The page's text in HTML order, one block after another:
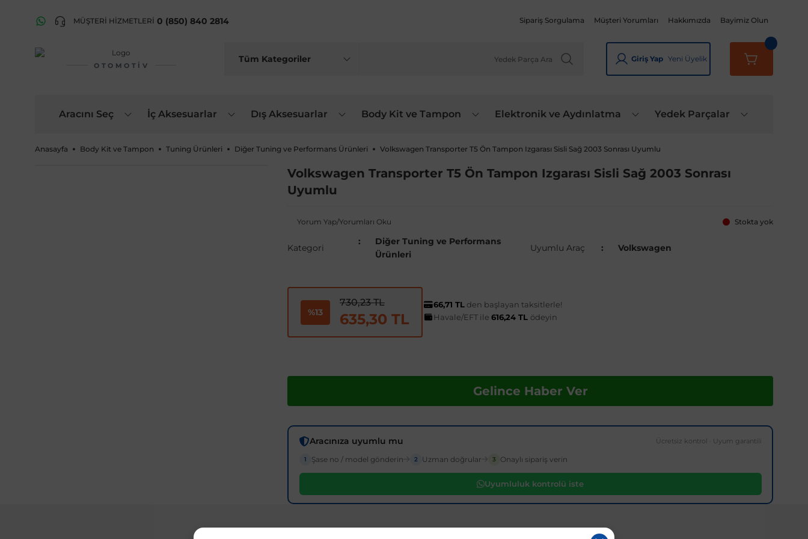
MÜŞTERİ HİZMETLERİ 0 (850) 840 2814 Sipariş Sorgulama Müşteri Yorumları Hakkımızda Bayimiz Olun
OTOMOTIV
Giriş Yap Yeni Üyelik
Aracını Seç İç Aksesuarlar Dış Aksesuarlar Body Kit ve Tampon Elektronik ve Aydınlatma Yedek Parçalar
Anasayfa Body Kit ve Tampon Tuning Ürünleri Diğer Tuning ve Performans Ürünleri Volkswagen Transporter T5 Ön Tampon Izgarası Sisli Sağ 2003 Sonrası Uyumlu
Volkswagen Transporter T5 Ön Tampon Izgarası Sisli Sağ 2003 Sonrası
Uyumlu
Yorum Yap/Yorumları Oku Stokta yok
Kategori
Diğer Tuning ve Performans
Ürünleri
Uyumlu Araç Volkswagen
%13
730,23 TL
635,30 TL
66,71 TL den başlayan taksitlerle!
Havale/EFT ile 616,24 TL ödeyin
Gelince Haber Ver
Aracınıza uyumlu mu Ücretsiz kontrol · Uyum garantili
1 Şase no / model gönderin 2 Uzman doğrular 3 Onaylı sipariş verin
Uyumluluk kontrolü iste